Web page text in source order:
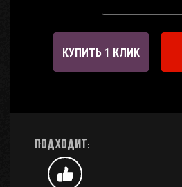
КУПИТЬ 1 КЛИК
Подходит: